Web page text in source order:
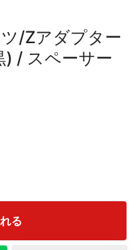
/Zアダプター
/ スペーサー
る